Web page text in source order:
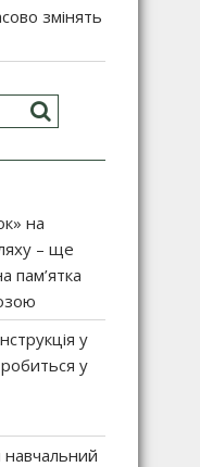
змінять
на
– ще
пам’ятка
у
робиться у